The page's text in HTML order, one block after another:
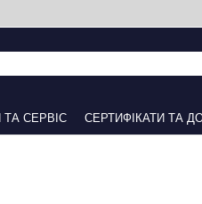
СЕРТИФІКАТИ ТА ДОКУМЕНТИ ПАРТНЕРАМ